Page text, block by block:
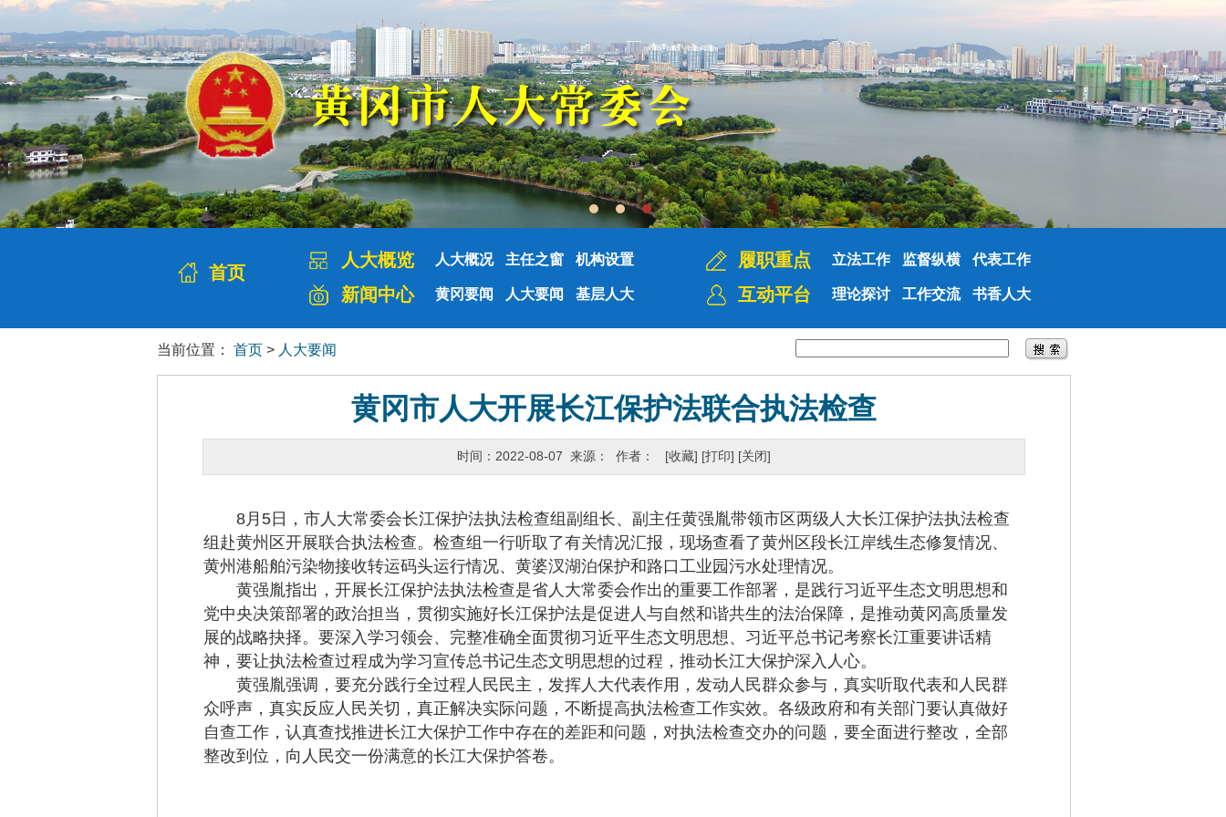
首页
人大概览 人大概况 主任之窗 机构设置
新闻中心 黄冈要闻 人大要闻 基层人大
履职重点 立法工作 监督纵横 代表工作
互动平台 理论探讨 工作交流 书香人大
当前位置： 首页 > 人大要闻
黄冈市人大开展长江保护法联合执法检查
时间：2022-08-07 来源： 作者： [收藏] [打印] [关闭]
8月5日，市人大常委会长江保护法执法检查组副组长、副主任黄强胤带领市区两级人大长江保护法执法检查
组赴黄州区开展联合执法检查。检查组一行听取了有关情况汇报，现场查看了黄州区段长江岸线生态修复情况、
黄州港船舶污染物接收转运码头运行情况、黄婆汊湖泊保护和路口工业园污水处理情况。
黄强胤指出，开展长江保护法执法检查是省人大常委会作出的重要工作部署，是践行习近平生态文明思想和
党中央决策部署的政治担当，贯彻实施好长江保护法是促进人与自然和谐共生的法治保障，是推动黄冈高质量发
展的战略抉择。要深入学习领会、完整准确全面贯彻习近平生态文明思想、习近平总书记考察长江重要讲话精
神，要让执法检查过程成为学习宣传总书记生态文明思想的过程，推动长江大保护深入人心。
黄强胤强调，要充分践行全过程人民民主，发挥人大代表作用，发动人民群众参与，真实听取代表和人民群
众呼声，真实反应人民关切，真正解决实际问题，不断提高执法检查工作实效。各级政府和有关部门要认真做好
自查工作，认真查找推进长江大保护工作中存在的差距和问题，对执法检查交办的问题，要全面进行整改，全部
整改到位，向人民交一份满意的长江大保护答卷。